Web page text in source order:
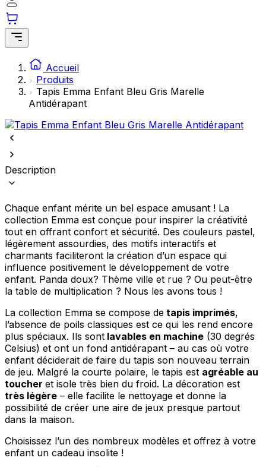
Accueil
Produits
Tapis Emma Enfant Bleu Gris Marelle
Antidérapant
Description
Chaque enfant mérite un bel espace amusant ! La
collection Emma est conçue pour inspirer la créativité
tout en offrant confort et sécurité. Des couleurs pastel,
légèrement assourdies, des motifs interactifs et
charmants faciliteront la création d’un espace qui
influence positivement le développement de votre
enfant. Panda doux? Thème ville et rue ? Ou peut-être
la table de multiplication ? Nous les avons tous !
La collection Emma se compose de tapis imprimés,
l’absence de poils classiques est ce qui les rend encore
plus spéciaux. Ils sont lavables en machine (30 degrés
Celsius) et ont un fond antidérapant – au cas où votre
enfant déciderait de faire du tapis son nouveau terrain
de jeu. Malgré la courte polaire, le tapis est agréable au
toucher et isole très bien du froid. La décoration est
très légère – elle facilite le nettoyage et donne la
possibilité de créer une aire de jeux presque partout
dans la maison.
Choisissez l’un des nombreux modèles et offrez à votre
enfant un cadeau insolite !
comme votre langue préférée ou la région dans laquelle vous vous
trouvez.
Statistiques
Les cookies statistiques aident les propriétaires de sites web à
comprendre comment les visiteurs interagissent avec les sites en
collectant et en rapportant des informations de manière anonyme.
Marketing
précieuses pour les éditeurs et les annonceurs tiers.
Les cookies non classés sont des cookies qui sont en processus de
classification, en collaboration avec les fournisseurs de cookies
individuels.
Rejeter
Enregistrer mes préférences
Accepter tout